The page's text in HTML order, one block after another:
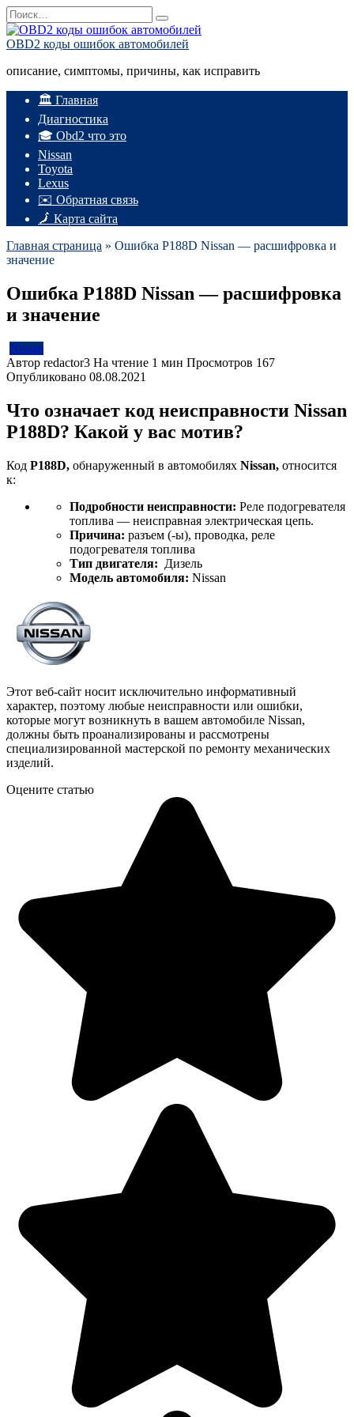
Перейти
к
содержанию
Search
for:
OBD2 коды ошибок автомобилей
описание, симптомы, причины, как исправить
🏛️ Главная
Диагностика
🎓 Obd2 что это
Nissan
Toyota
Lexus
✉️ Обратная связь
🗾 Карта сайта
Главная страница » Ошибка P188D Nissan — расшифровка и
значение
Ошибка P188D Nissan — расшифровка
и значение
Nissan
Автор redactor3 На чтение 1 мин Просмотров 167
Опубликовано 08.08.2021
Что означает код неисправности Nissan
P188D? Какой у вас мотив?
Код P188D, обнаруженный в автомобилях Nissan, относится
к:
Подробности неисправности: Реле подогревателя
топлива — неисправная электрическая цепь.
Причина: разъем (-ы), проводка, реле
подогревателя топлива
Тип двигателя: Дизель
Модель автомобиля: Nissan
Этот веб-сайт носит исключительно информативный
характер, поэтому любые неисправности или ошибки,
которые могут возникнуть в вашем автомобиле Nissan,
должны быть проанализированы и рассмотрены
специализированной мастерской по ремонту механических
изделий.
Оцените статью